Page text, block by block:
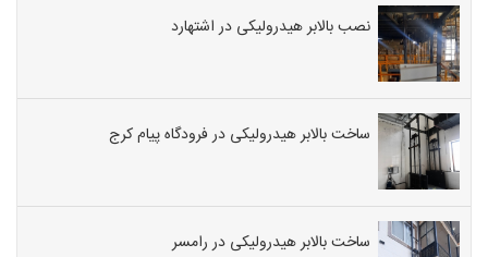
نصب بالابر هیدرولیکی در اشتهارد
ساخت بالابر هیدرولیکی در فرودگاه پیام کرج
ساخت بالابر هیدرولیکی در رامسر